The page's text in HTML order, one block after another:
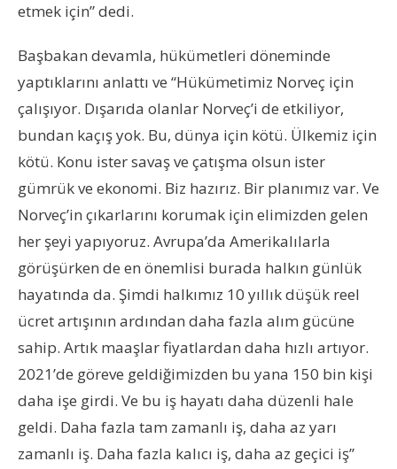
etmek için” dedi.
Başbakan devamla, hükümetleri döneminde
yaptıklarını anlattı ve “Hükümetimiz Norveç için
çalışıyor. Dışarıda olanlar Norveç’i de etkiliyor,
bundan kaçış yok. Bu, dünya için kötü. Ülkemiz için
kötü. Konu ister savaş ve çatışma olsun ister
gümrük ve ekonomi. Biz hazırız. Bir planımız var. Ve
Norveç’in çıkarlarını korumak için elimizden gelen
her şeyi yapıyoruz. Avrupa’da Amerikalılarla
görüşürken de en önemlisi burada halkın günlük
hayatında da. Şimdi halkımız 10 yıllık düşük reel
ücret artışının ardından daha fazla alım gücüne
sahip. Artık maaşlar fiyatlardan daha hızlı artıyor.
2021’de göreve geldiğimizden bu yana 150 bin kişi
daha işe girdi. Ve bu iş hayatı daha düzenli hale
geldi. Daha fazla tam zamanlı iş, daha az yarı
zamanlı iş. Daha fazla kalıcı iş, daha az geçici iş”